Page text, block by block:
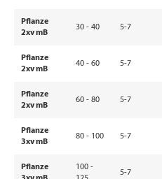
Pflanze
2xv mB
30 - 40 5-7
Pflanze
2xv mB
40 - 60 5-7
Pflanze
2xv mB
60 - 80 5-7
Pflanze
3xv mB
80 - 100 5-7
Pflanze
100 -
5-7